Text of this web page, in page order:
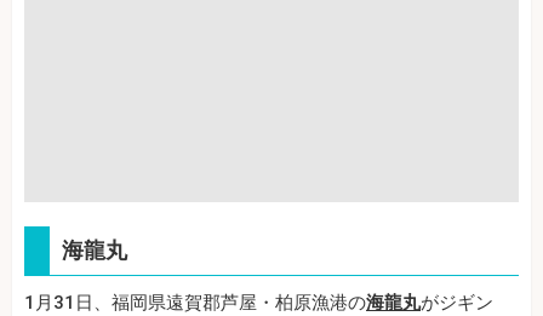
海龍丸
1月31日、福岡県遠賀郡芦屋・柏原漁港の海龍丸がジギン